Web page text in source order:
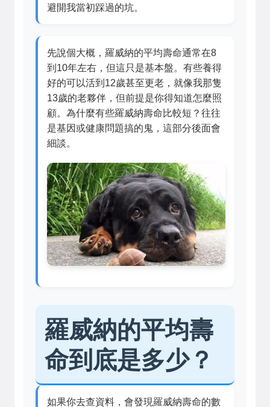
避開我當初踩過的坑。
先說個大概，羅威納的平均壽命通常在8
到10年左右，但這只是基本盤。有些養得
好的可以活到12歲甚至更老，就像我那隻
13歲的老夥伴，但前提是你得知道怎麼照
顧。為什麼有些羅威納壽命比較短？往往
是基因或健康問題搞的鬼，這部分後面會
細談。
羅威納的平均壽
命到底是多少？
如果你去查資料，會發現羅威納壽命的數